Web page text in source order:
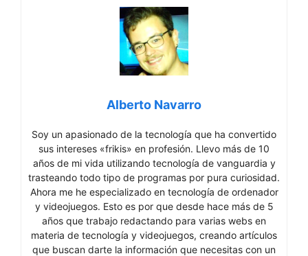
Alberto Navarro
Soy un apasionado de la tecnología que ha convertido
sus intereses «frikis» en profesión. Llevo más de 10
años de mi vida utilizando tecnología de vanguardia y
trasteando todo tipo de programas por pura curiosidad.
Ahora me he especializado en tecnología de ordenador
y videojuegos. Esto es por que desde hace más de 5
años que trabajo redactando para varias webs en
materia de tecnología y videojuegos, creando artículos
que buscan darte la información que necesitas con un